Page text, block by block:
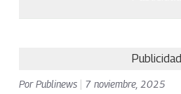
Publicidad
PorPublinews 7 noviembre, 2025